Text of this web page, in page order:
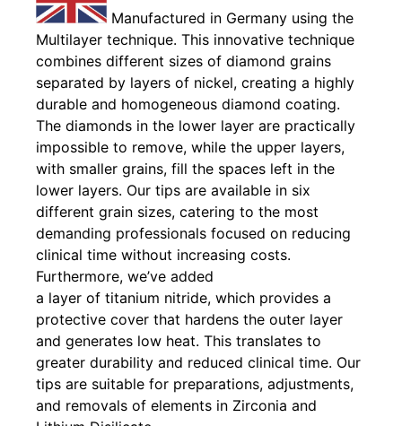
Manufactured in Germany using the
Multilayer technique. This innovative technique
combines different sizes of diamond grains
separated by layers of nickel, creating a highly
durable and homogeneous diamond coating.
The diamonds in the lower layer are practically
impossible to remove, while the upper layers,
with smaller grains, fill the spaces left in the
lower layers. Our tips are available in six
different grain sizes, catering to the most
demanding professionals focused on reducing
clinical time without increasing costs.
Furthermore, we’ve added
a layer of titanium nitride, which provides a
protective cover that hardens the outer layer
and generates low heat. This translates to
greater durability and reduced clinical time. Our
tips are suitable for preparations, adjustments,
and removals of elements in Zirconia and